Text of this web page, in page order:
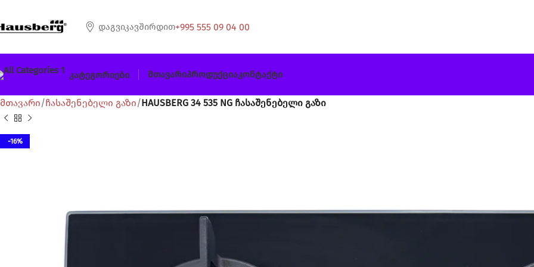
Დაგვიკავშირდით+995 555 09 04 00
Კატეგორიები ᲛთავარიᲞროდუქციაᲙონტაქტი
მთავარი ჩასაშენებელი გაზი HAUSBERG 34 535 NG ჩასაშენებელი გაზი
-16%